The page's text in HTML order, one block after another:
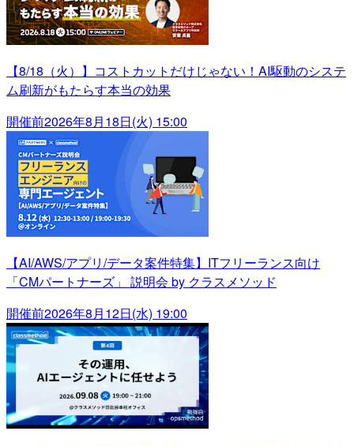
【8/18（火）】コストカットだけじゃない！AI駆動のシステ
ム刷新がもたらす本当の効果
開催前2026年8月18日(火) 15:00
【AI/AWS/アプリ/データ案件特集】ITフリーランス向け
「CMパートナーズ」 説明会 by クラスメソッド
開催前2026年8月12日(水) 19:00